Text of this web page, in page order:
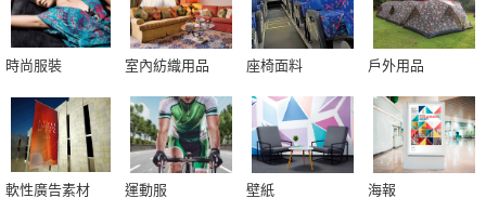
時尚服裝 室內紡織用品 座椅面料 戶外用品
軟性廣告素材 運動服 壁紙 海報